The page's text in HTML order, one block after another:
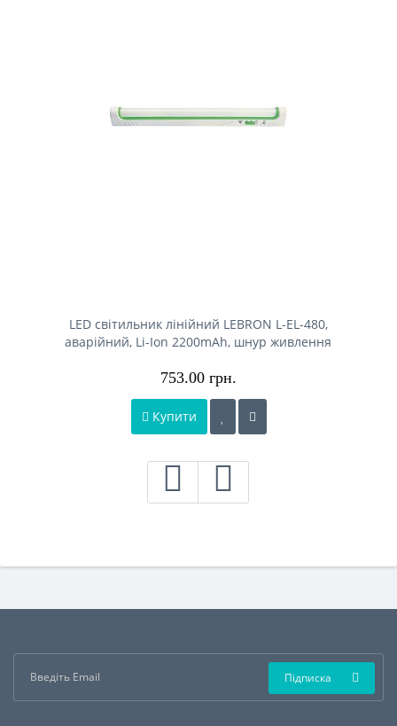
LED світильник лінійний LEBRON L-EL-480,
аварійний, Li-Ion 2200mAh, шнур живлення
753.00 грн.
Купити
Підписка